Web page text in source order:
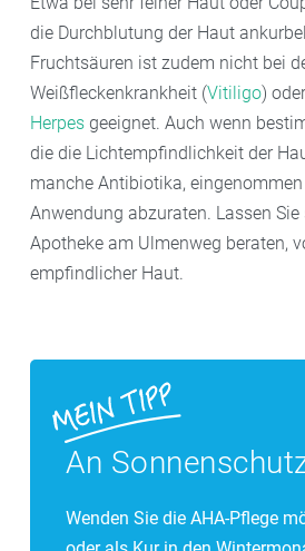
die Durchblutung der Haut
Fruchtsäuren ist zudem nicht bei
Weißfleckenkrankheit (Vitiligo)
Herpes geeignet. Auch wenn
die die Lichtempfindlichkeit der
manche Antibiotika,
Anwendung abzuraten. Lassen
Apotheke am Ulmenweg beraten,
empfindlicher Haut.
An
Wenden Sie die AHA-Pflege